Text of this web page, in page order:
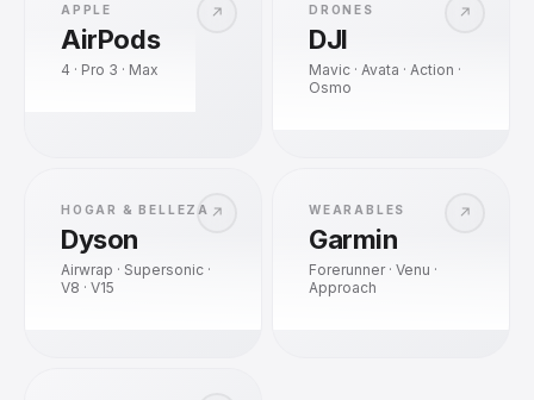
↗
APPLE
AirPods
4 · Pro 3 · Max
↗
DRONES
DJI
Mavic · Avata · Action ·
Osmo
↗
HOGAR & BELLEZA
Dyson
Airwrap · Supersonic ·
V8 · V15
↗
WEARABLES
Garmin
Forerunner · Venu ·
Approach